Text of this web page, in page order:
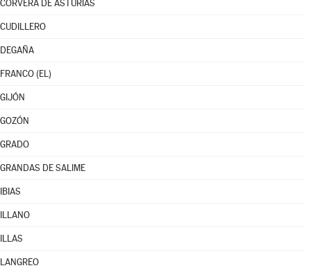
CORVERA DE ASTURIAS
CUDILLERO
DEGAÑA
FRANCO (EL)
GIJÓN
GOZÓN
GRADO
GRANDAS DE SALIME
IBIAS
ILLANO
ILLAS
LANGREO